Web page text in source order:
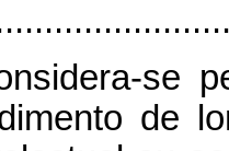
se
de